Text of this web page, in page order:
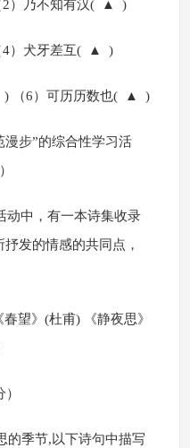
2）乃不知有汉( ▲ )
4）犬牙差互( ▲ )
) （6）可历历数也( ▲ )
漫步”的综合性学习活
动中，有一本诗集收录
发的情感的共同点，
望》(杜甫) 《静夜思》
的季节,以下诗句中描写